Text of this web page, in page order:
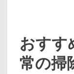
おすす
常の掃